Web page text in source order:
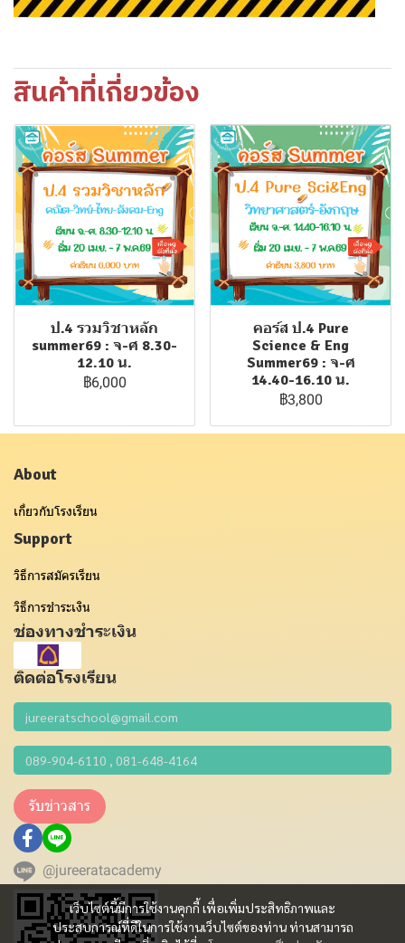
สินค้าที่เกี่ยวข้อง
ป.4 รวมวิชาหลัก
summer69 : จ-ศ 8.30-
12.10 น.
฿6,000
คอร์ส ป.4 Pure
Science & Eng
Summer69 : จ-ศ
14.40-16.10 น.
฿3,800
เว็บไซต์นี้มีการใช้งานคุกกี้ เพื่อเพิ่มประสิทธิภาพและ
ประสบการณ์ที่ดีในการใช้งานเว็บไซต์ของท่าน ท่านสามารถ
About
เกี่ยวกับโรงเรียน
Support
วิธีการสมัครเรียน
วิธีการชำระเงิน
ช่องทางชำระเงิน
ติดต่อโรงเรียน
รับข่าวสาร
@jureeratacademy